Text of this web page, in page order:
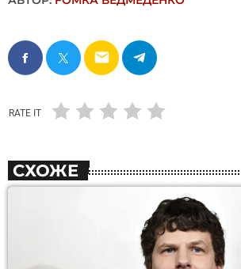
email
RATE IT
СХОЖЕ